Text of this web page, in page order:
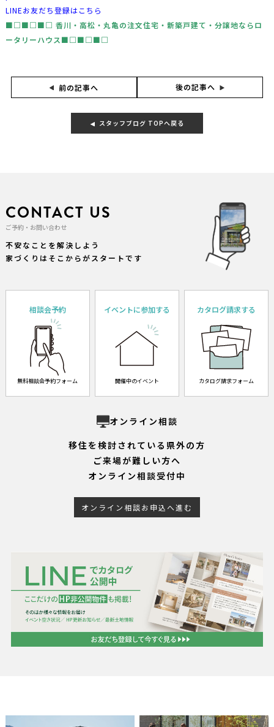
LINEお友だち登録はこちら
■□■□■□ ⾹川・⾼松・丸⻲の注文住宅・新築⼾建て・分譲地な らロ
ータリーハウス■□■□■□
前の記事へ 後の記事へ
スタッフブログ TOPへ戻る
CONTACT US
ご予約・お問い合わせ
不安なことを解決しよう
家づくりはそこからがスタートです
相談会予約
無料相談会予約フォーム
イベントに参加する
開催中のイベント
カタログ請求する
カタログ請求フォーム
オンライン相談
移住を検討されている県外の方
ご来場が難しい方へ
オンライン相談受付中
オンライン相談お申込へ進む